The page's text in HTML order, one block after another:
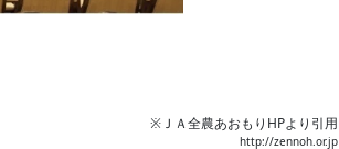
※ ＪＡ全農あおもり HPより引用
http://zennoh.or.jp